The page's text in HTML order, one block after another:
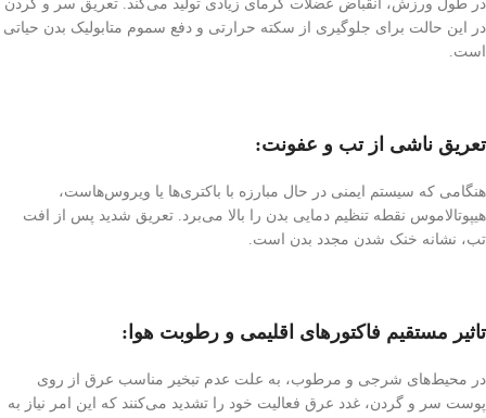
در طول ورزش، انقباض عضلات گرمای زیادی تولید می‌کند. تعریق سر و گردن
در این حالت برای جلوگیری از سکته حرارتی و دفع سموم متابولیک بدن حیاتی
است.
تعریق ناشی از تب و عفونت:
هنگامی که سیستم ایمنی در حال مبارزه با باکتری‌ها یا ویروس‌هاست،
هیپوتالاموس نقطه تنظیم دمایی بدن را بالا می‌برد. تعریق شدید پس از افت
تب، نشانه خنک شدن مجدد بدن است.
تاثیر مستقیم فاکتورهای اقلیمی و رطوبت هوا:
در محیط‌های شرجی و مرطوب، به علت عدم تبخیر مناسب عرق از روی
پوست سر و گردن، غدد عرق فعالیت خود را تشدید می‌کنند که این امر نیاز به